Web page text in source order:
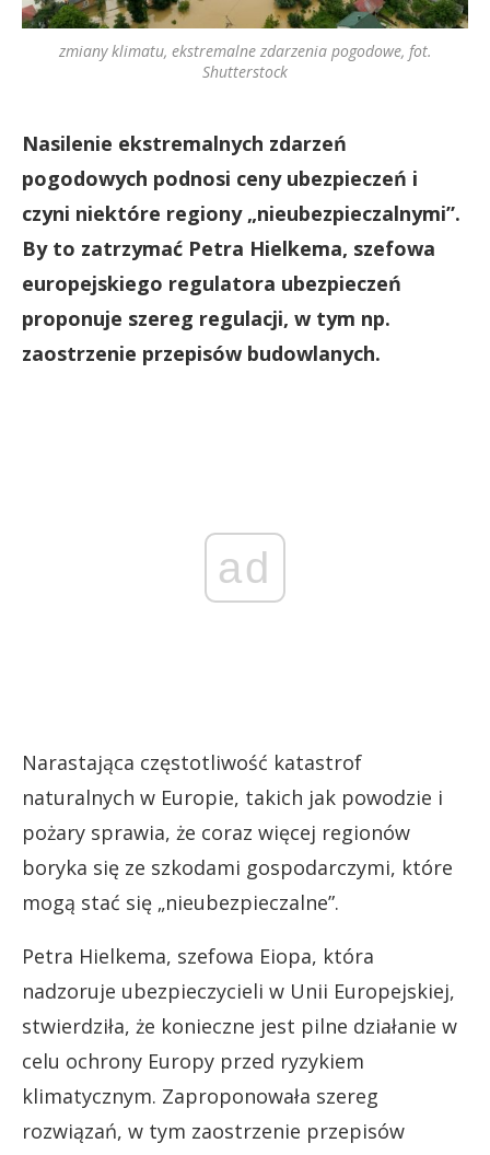
zmiany klimatu, ekstremalne zdarzenia pogodowe, fot.
Shutterstock
Nasilenie ekstremalnych zdarzeń
pogodowych podnosi ceny ubezpieczeń i
czyni niektóre regiony „nieubezpieczalnymi”.
By to zatrzymać Petra Hielkema, szefowa
europejskiego regulatora ubezpieczeń
proponuje szereg regulacji, w tym np.
zaostrzenie przepisów budowlanych.
ad
Narastająca częstotliwość katastrof
naturalnych w Europie, takich jak powodzie i
pożary sprawia, że coraz więcej regionów
boryka się ze szkodami gospodarczymi, które
mogą stać się „nieubezpieczalne”.
Petra Hielkema, szefowa Eiopa, która
nadzoruje ubezpieczycieli w Unii Europejskiej,
stwierdziła, że konieczne jest pilne działanie w
celu ochrony Europy przed ryzykiem
klimatycznym. Zaproponowała szereg
rozwiązań, w tym zaostrzenie przepisów